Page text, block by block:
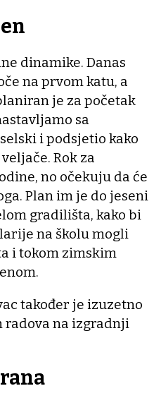
dinamike. Danas
na prvom katu, a
je za početak
sa
i podsjetio kako
Rok za
no očekuju da će
Plan im je do jeseni
gradilišta, kako bi
na školu mogli
i tokom zimskim
također je izuzetno
radova na izgradnji